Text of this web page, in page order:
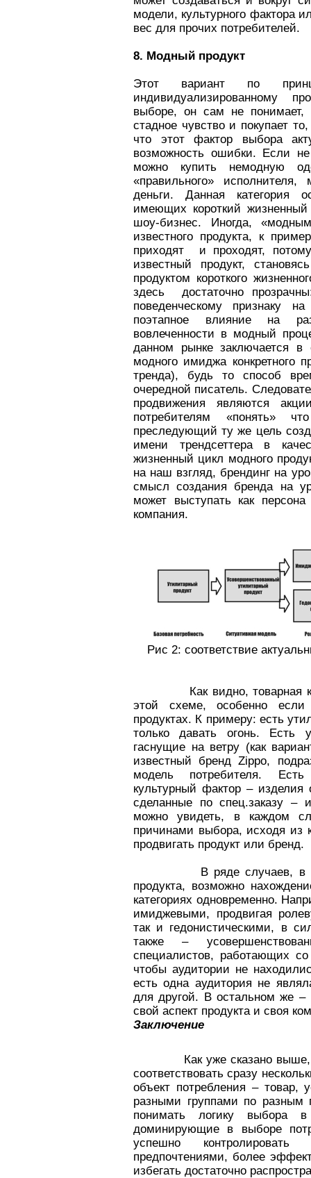
модели, культурного фактора
вес для прочих потребителей.
8. Модный продукт
Этот вариант по
индивидуализированному
выборе, он сам не понимает,
стадное чувство и покупает
что этот фактор выбора
возможность ошибки. Если
можно купить немодную
«правильного»
деньги. Данная категория
имеющих короткий
шоу-бизнес. Иногда,
известного продукта, к
приходят и проходят,
известный продукт,
продуктом короткого
здесь достаточно
поведенческому признаку
поэтапное влияние на
вовлеченности в модный
данном рынке заключается в
модного имиджа конкретного
тренда), будь то способ
очередной писатель.
продвижения являются
потребителям «понять»
преследующий ту же цель
имени трендсеттера в
жизненный цикл модного
на наш взгляд, брендинг на
смысл создания бренда на
может выступать как
компания.
Рис 2: соответствие
Как видно, товарная
этой схеме, особенно
продуктах. К примеру: есть
только давать огонь. Есть
гаснущие на ветру (как
известный бренд Zippo,
модель потребителя.
культурный фактор –
сделанные по спец.заказу –
можно увидеть, в каждом
причинами выбора, исходя из
продвигать продукт или бренд.
В ряде случаев, в силу
продукта, возможно
категориях одновременно.
имиджевыми, продвигая
так и гедонистическими, в
также –
специалистов, работающих
чтобы аудитории не
есть одна аудитория не
для другой. В остальном же –
свой аспект продукта и своя
Заключение
Как уже сказано выше,
соответствовать сразу
объект потребления – товар,
разными группами по разным
понимать логику выбора в
доминирующие в выборе
успешно
предпочтениями, более
избегать достаточно